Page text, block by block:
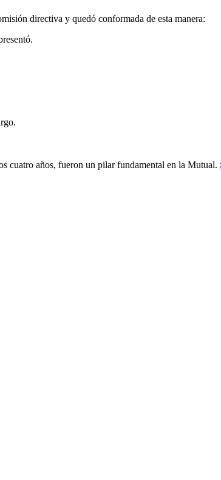
directiva y quedó conformada de esta manera:
cuatro años, fueron un pilar fundamental en la Mutual.